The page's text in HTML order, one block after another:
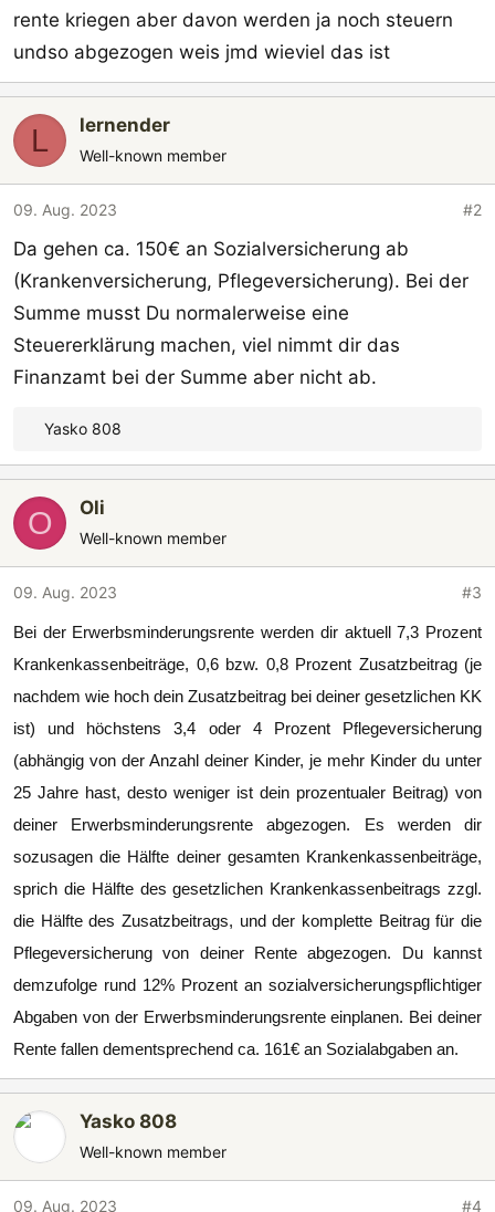
rente kriegen aber davon werden ja noch steuern
undso abgezogen weis jmd wieviel das ist
L lernender
Well-known member
09. Aug. 2023 #2
Da gehen ca. 150€ an Sozialversicherung ab
(Krankenversicherung, Pflegeversicherung). Bei der
Summe musst Du normalerweise eine
Steuererklärung machen, viel nimmt dir das
Finanzamt bei der Summe aber nicht ab.
e
k
o
e
n
Yasko 808
O Oli
Well-known member
09. Aug. 2023 #3
Bei der Erwerbsminderungsrente werden dir aktuell 7,3 Prozent
Krankenkassenbeiträge, 0,6 bzw. 0,8 Prozent Zusatzbeitrag (je
nachdem wie hoch dein Zusatzbeitrag bei deiner gesetzlichen KK
ist) und höchstens 3,4 oder 4 Prozent Pflegeversicherung
(abhängig von der Anzahl deiner Kinder, je mehr Kinder du unter
25 Jahre hast, desto weniger ist dein prozentualer Beitrag) von
deiner Erwerbsminderungsrente abgezogen. Es werden dir
sozusagen die Hälfte deiner gesamten Krankenkassenbeiträge,
sprich die Hälfte des gesetzlichen Krankenkassenbeitrags zzgl.
die Hälfte des Zusatzbeitrags, und der komplette Beitrag für die
Pflegeversicherung von deiner Rente abgezogen. Du kannst
demzufolge rund 12% Prozent an sozialversicherungspflichtiger
Abgaben von der Erwerbsminderungsrente einplanen. Bei deiner
Rente fallen dementsprechend ca. 161€ an Sozialabgaben an.
Yasko 808
Well-known member
09. Aug. 2023 #4